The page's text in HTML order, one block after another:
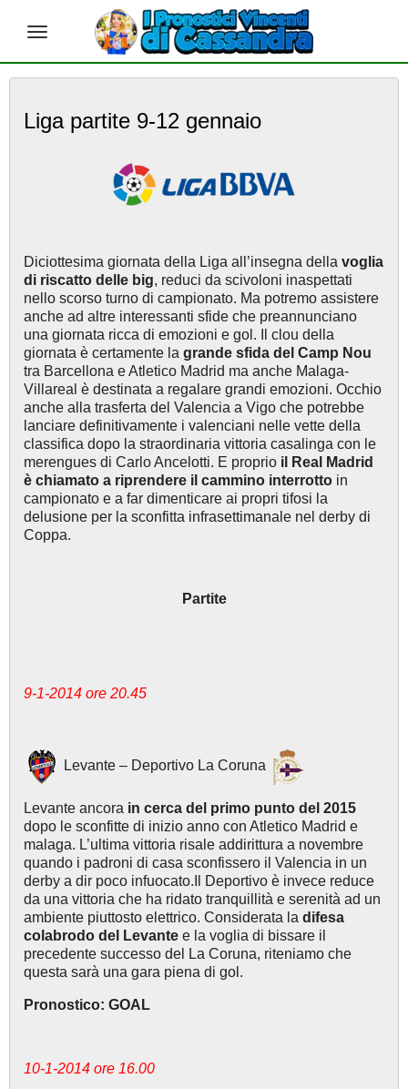
Liga partite 9-12 gennaio
Diciottesima giornata della Liga all’insegna della voglia
di riscatto delle big, reduci da scivoloni inaspettati
nello scorso turno di campionato. Ma potremo assistere
anche ad altre interessanti sfide che preannunciano
una giornata ricca di emozioni e gol. Il clou della
giornata è certamente la grande sfida del Camp Nou
tra Barcellona e Atletico Madrid ma anche Malaga-
Villareal è destinata a regalare grandi emozioni. Occhio
anche alla trasferta del Valencia a Vigo che potrebbe
lanciare definitivamente i valenciani nelle vette della
classifica dopo la straordinaria vittoria casalinga con le
merengues di Carlo Ancelotti. E proprio il Real Madrid
è chiamato a riprendere il cammino interrotto in
campionato e a far dimenticare ai propri tifosi la
delusione per la sconfitta infrasettimanale nel derby di
Coppa.
Partite
9-1-2014 ore 20.45
Levante – Deportivo La Coruna
Levante ancora in cerca del primo punto del 2015
dopo le sconfitte di inizio anno con Atletico Madrid e
malaga. L’ultima vittoria risale addirittura a novembre
quando i padroni di casa sconfissero il Valencia in un
derby a dir poco infuocato.Il Deportivo è invece reduce
da una vittoria che ha ridato tranquillità e serenità ad un
ambiente piuttosto elettrico. Considerata la difesa
colabrodo del Levante e la voglia di bissare il
precedente successo del La Coruna, riteniamo che
questa sarà una gara piena di gol.
Pronostico: GOAL
10-1-2014 ore 16.00